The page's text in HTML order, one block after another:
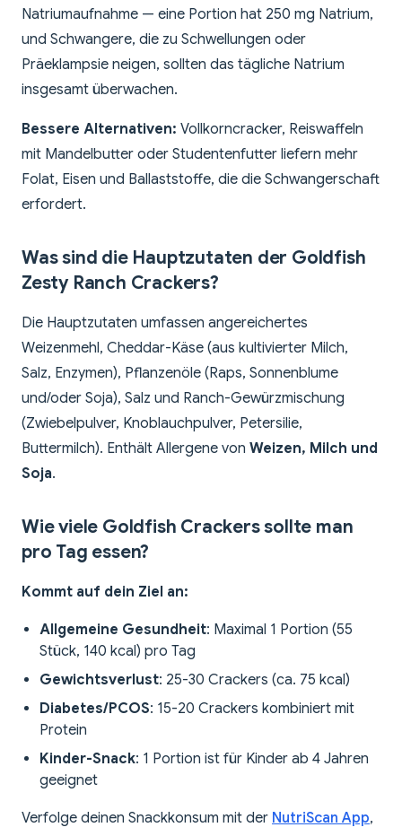
Natriumaufnahme — eine Portion hat 250 mg Natrium,
und Schwangere, die zu Schwellungen oder
Präeklampsie neigen, sollten das tägliche Natrium
insgesamt überwachen.
Bessere Alternativen: Vollkorncracker, Reiswaffeln
mit Mandelbutter oder Studentenfutter liefern mehr
Folat, Eisen und Ballaststoffe, die die Schwangerschaft
erfordert.
Was sind die Hauptzutaten der Goldfish
Zesty Ranch Crackers?
Die Hauptzutaten umfassen angereichertes
Weizenmehl, Cheddar-Käse (aus kultivierter Milch,
Salz, Enzymen), Pflanzenöle (Raps, Sonnenblume
und/oder Soja), Salz und Ranch-Gewürzmischung
(Zwiebelpulver, Knoblauchpulver, Petersilie,
Buttermilch). Enthält Allergene von Weizen, Milch und
Soja.
Wie viele Goldfish Crackers sollte man
pro Tag essen?
Kommt auf dein Ziel an:
Allgemeine Gesundheit: Maximal 1 Portion (55
Stück, 140 kcal) pro Tag
Gewichtsverlust: 25-30 Crackers (ca. 75 kcal)
Diabetes/PCOS: 15-20 Crackers kombiniert mit
Protein
Kinder-Snack: 1 Portion ist für Kinder ab 4 Jahren
geeignet
Verfolge deinen Snackkonsum mit der NutriScan App,